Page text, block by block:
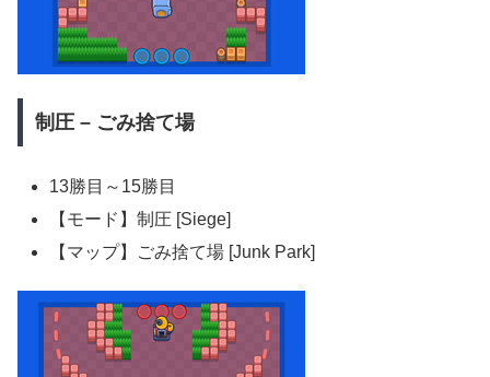
制圧 – ごみ捨て場
13勝目～15勝目
【モード】制圧 [Siege]
【マップ】ごみ捨て場 [Junk Park]